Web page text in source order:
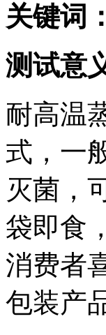
关键词：
测试意
耐高温
式，一
灭菌，
袋即食
消费者
包装产